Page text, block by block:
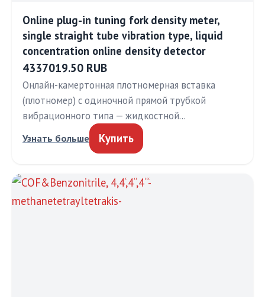
Online plug-in tuning fork density meter,
single straight tube vibration type, liquid
concentration online density detector
4337019.50 RUB
Онлайн-камертонная плотномерная вставка
(плотномер) с одиночной прямой трубкой
вибрационного типа — жидкостной…
Узнать больше Купить